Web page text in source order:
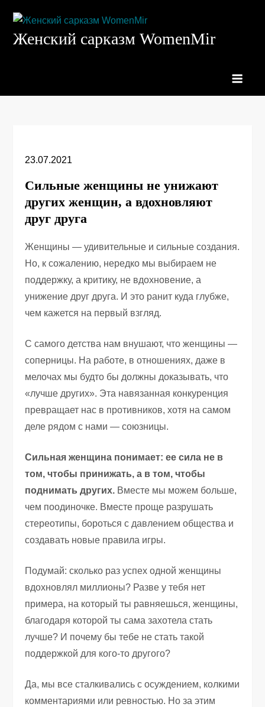
содержимому
Женский сарказм WomenMir
23.07.2021
Сильные женщины не унижают
других женщин, а вдохновляют
друг друга
Женщины — удивительные и сильные создания.
Но, к сожалению, нередко мы выбираем не
поддержку, а критику, не вдохновение, а
унижение друг друга. И это ранит куда глубже,
чем кажется на первый взгляд.
С самого детства нам внушают, что женщины —
соперницы. На работе, в отношениях, даже в
мелочах мы будто бы должны доказывать, что
«лучше других». Эта навязанная конкуренция
превращает нас в противников, хотя на самом
деле рядом с нами — союзницы.
Сильная женщина понимает: ее сила не в
том, чтобы принижать, а в том, чтобы
поднимать других. Вместе мы можем больше,
чем поодиночке. Вместе проще разрушать
стереотипы, бороться с давлением общества и
создавать новые правила игры.
Подумай: сколько раз успех одной женщины
вдохновлял миллионы? Разве у тебя нет
примера, на который ты равняешься, женщины,
благодаря которой ты сама захотела стать
лучше? И почему бы тебе не стать такой
поддержкой для кого-то другого?
Да, мы все сталкивались с осуждением, колкими
комментариями или ревностью. Но за этим